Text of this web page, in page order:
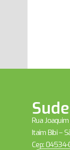
Rua
Itaim Bibi –
Cep: